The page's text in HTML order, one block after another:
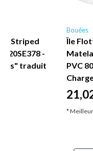
Striped
-
traduit
Bouées
Île
PVC
*